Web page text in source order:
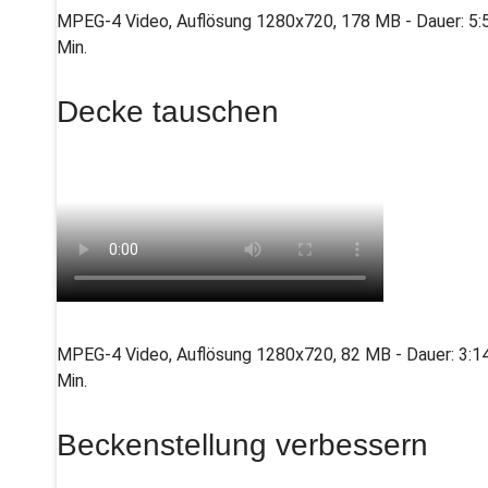
MPEG-4 Video, Auflösung 1280x720, 178 MB - Dauer:
Min.
Decke tauschen
MPEG-4 Video, Auflösung 1280x720, 82 MB - Dauer:
Min.
Beckenstellung verbessern